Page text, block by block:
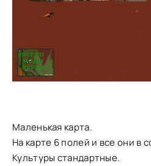
Маленькая карта.
На карте 6 полей и все они в
Культуры стандартные.